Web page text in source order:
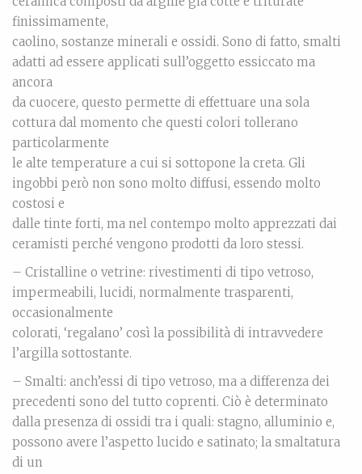
finissimamente,
caolino, sostanze minerali e ossidi. Sono di fatto, smalti
adatti ad essere applicati sull’oggetto essiccato ma
ancora
da cuocere, questo permette di effettuare una sola
cottura dal momento che questi colori tollerano
particolarmente
le alte temperature a cui si sottopone la creta. Gli
ingobbi però non sono molto diffusi, essendo molto
costosi e
dalle tinte forti, ma nel contempo molto apprezzati dai
ceramisti perché vengono prodotti da loro stessi.
– Cristalline o vetrine: rivestimenti di tipo vetroso,
impermeabili, lucidi, normalmente trasparenti,
occasionalmente
colorati, ‘regalano’ così la possibilità di intravvedere
l’argilla sottostante.
– Smalti: anch’essi di tipo vetroso, ma a differenza dei
precedenti sono del tutto coprenti. Ciò è determinato
dalla presenza di ossidi tra i quali: stagno, alluminio e,
possono avere l’aspetto lucido e satinato; la smaltatura
di un